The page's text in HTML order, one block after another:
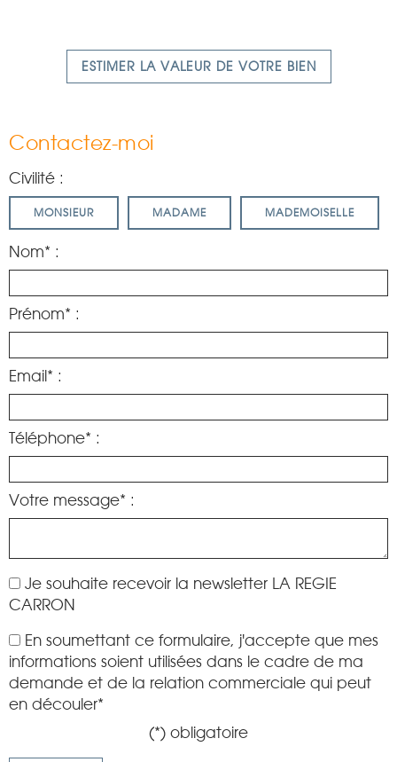
ESTIMER LA VALEUR DE VOTRE BIEN
Contactez-moi
Civilité :
MONSIEUR MADAME MADEMOISELLE
Nom* :
Prénom* :
Email* :
Téléphone* :
Votre message* :
Je souhaite recevoir la newsletter LA REGIE
CARRON
En soumettant ce formulaire, j'accepte que mes
informations soient utilisées dans le cadre de ma
demande et de la relation commerciale qui peut
en découler*
(*) obligatoire